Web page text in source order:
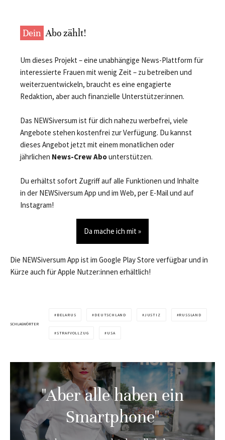
Dein Abo zählt!
Um dieses Projekt – eine unabhängige News-Plattform für
interessierte Frauen mit wenig Zeit – zu betreiben und
weiterzuentwickeln, braucht es eine engagierte
Redaktion, aber auch finanzielle Unterstützer:innen.
Das NEWSiversum ist für dich nahezu werbefrei, viele
Angebote stehen kostenfrei zur Verfügung. Du kannst
dieses Angebot jetzt mit einem monatlichen oder
jährlichen News-Crew Abounterstützen.
Du erhältst sofort Zugriff auf alle Funktionen und Inhalte
in der NEWSiversum App und im Web, per E-Mail und auf
Instagram!
Da mache ich mit »
Die NEWSiversum App ist im Google Play Store verfügbar und in
Kürze auch für Apple Nutzer:innen erhältlich!
SCHLAGWÖRTER
BELARUS DEUTSCHLAND JUSTIZ RUSSLAND
STRAFVOLLZUG USA
"Aber alle haben ein
Smartphone"